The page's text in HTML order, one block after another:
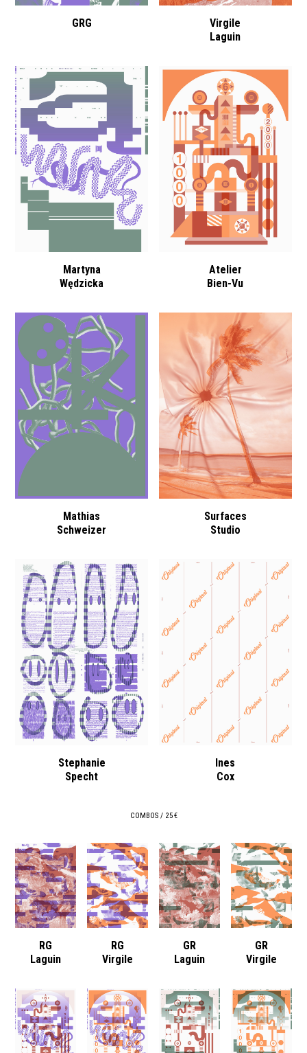
GRG
Virgile
Laguin
Martyna
Wędzicka
Atelier
Bien-Vu
Mathias
Schweizer
Surfaces
Studio
Stephanie
Specht
Ines
Cox
COMBOS / 25 €
RG
Laguin
RG
Virgile
GR
Laguin
GR
Virgile